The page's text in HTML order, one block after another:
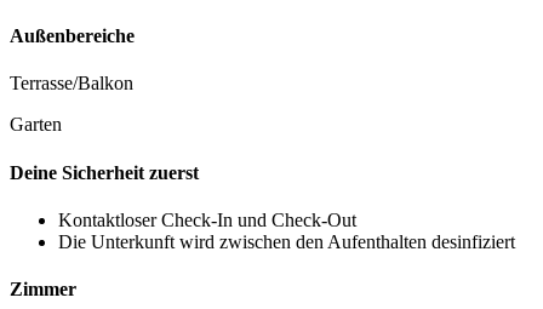
Außenbereiche
Terrasse/Balkon
Garten
Deine Sicherheit zuerst
Kontaktloser Check-In und Check-Out
Die Unterkunft wird zwischen den Aufenthalten desinfiziert
Zimmer